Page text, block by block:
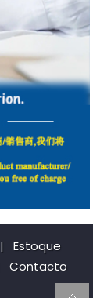
|
Estoque
Contacto